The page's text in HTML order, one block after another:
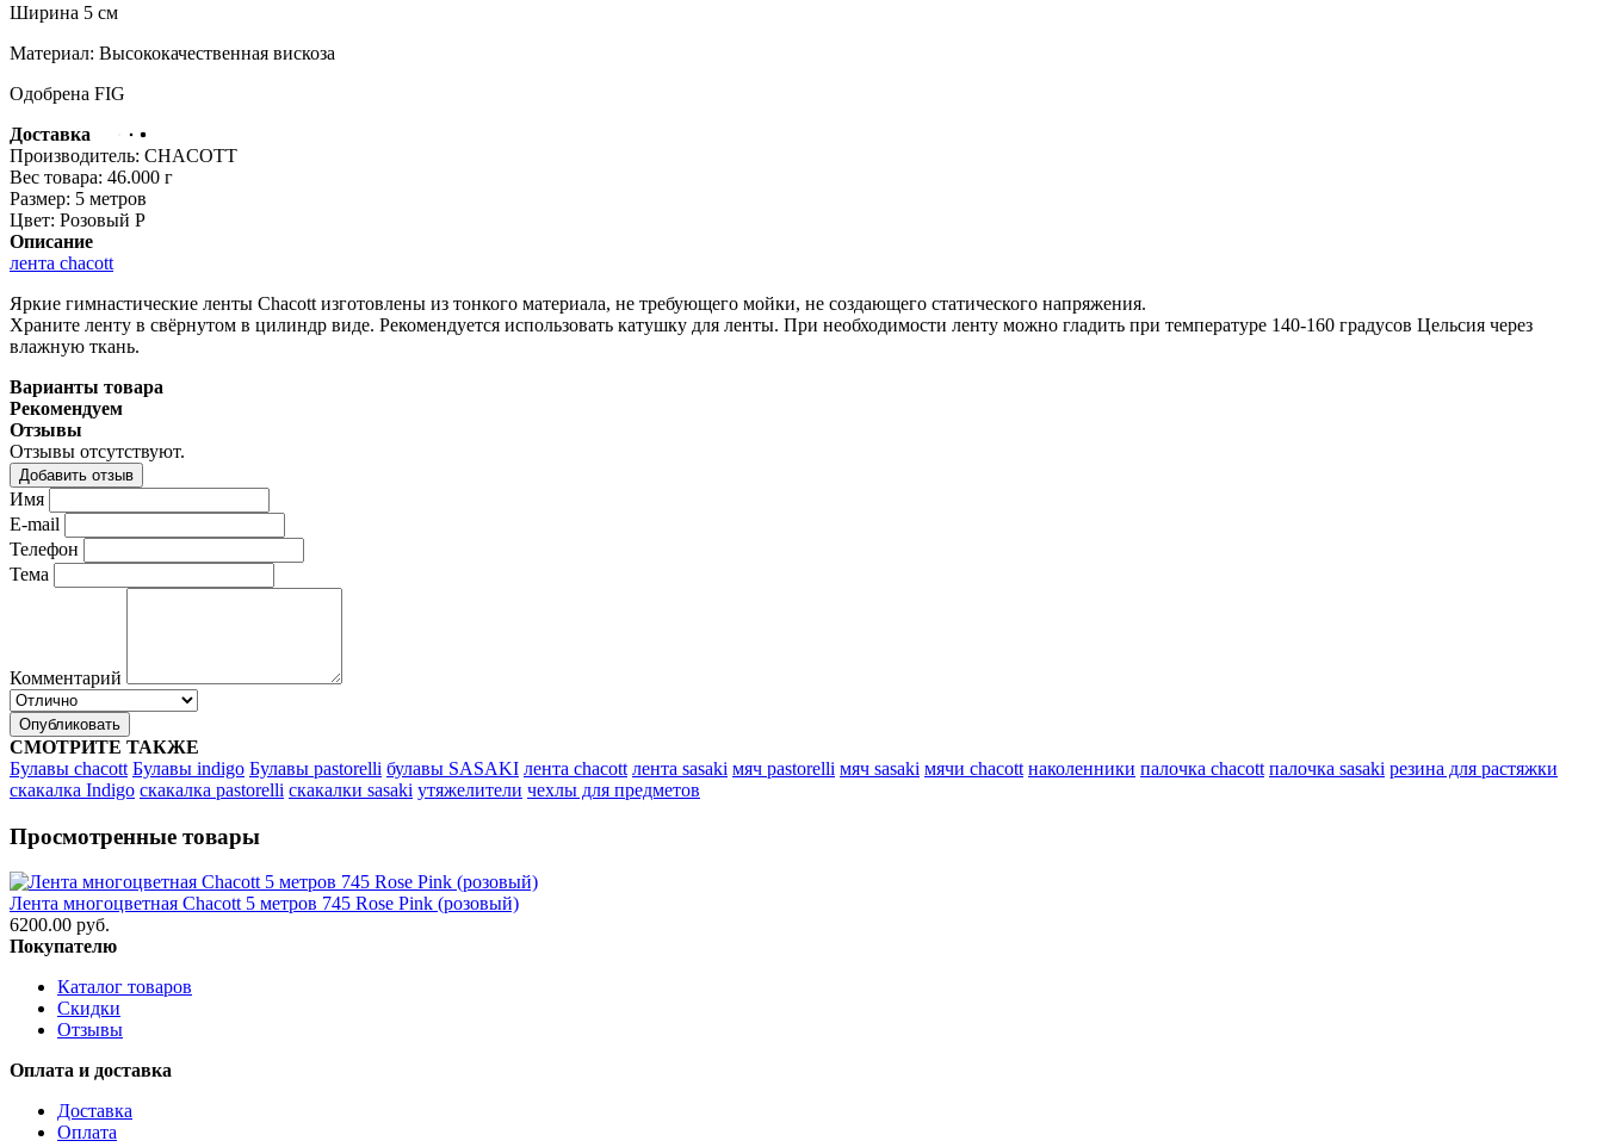
Ширина 5 см
Материал: Высококачественная вискоза
Одобрена FIG
Доставка
Производитель: CHACOTT
Вес товара: 46.000 г
Размер: 5 метров
Цвет: Розовый P
Описание
лента chacott
Яркие гимнастические ленты Chacott изготовлены из тонкого материала, не требующего мойки, не создающего статического напряжения.
Храните ленту в свёрнутом в цилиндр виде. Рекомендуется использовать катушку для ленты. При необходимости ленту можно гладить при температуре 140-160 градусов Цельсия через
влажную ткань.
Варианты товара
Рекомендуем
Отзывы
Отзывы отсутствуют.
Добавить отзыв
Имя
E-mail
Телефон
Тема
Комментарий
Опубликовать
СМОТРИТЕ ТАКЖЕ
Булавы chacott Булавы indigo Булавы pastorelli булавы SASAKI лента chacott лента sasaki мяч pastorelli мяч sasaki мячи chacott наколенники палочка chacott палочка sasaki резина для растяжки
скакалка Indigo скакалка pastorelli скакалки sasaki утяжелители чехлы для предметов
Просмотренные товары
Лента многоцветная Chacott 5 метров 745 Rose Pink (розовый)
6200.00 руб.
Покупателю
Каталог товаров
Скидки
Отзывы
Оплата и доставка
Доставка
Оплата